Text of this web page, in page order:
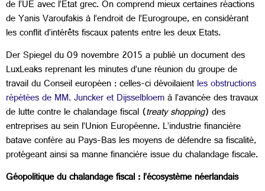
de l’UE avec l’Etat grec. On comprend mieux certaines réactions
de Yanis Varoufakis à l’endroit de l’Eurogroupe, en considérant
les conflit d’intérêts fiscaux patents entre les deux Etats.
Der Spiegel du 09 novembre 2015 a publié un document des
LuxLeaks reprenant les minutes d’une réunion du groupe de
travail du Conseil européen : celles-ci dévoilaientles obstructions
répétées de MM. Juncker et Dijsselbloemà l’avancée des travaux
de lutte contre le chalandage fiscal (treaty shopping) des
entreprises au sein l’Union Européenne. L’industrie financière
batave confère au Pays-Bas les moyens de défendre sa fiscalité,
protégeant ainsi sa manne financière issue du chalandage fiscale.
Géopolitique du chalandage fiscal : l’écosystème néerlandais